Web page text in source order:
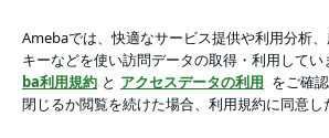
単美味しい♡ | Keep Smiling♪ 〜noripetit
日々の事。
アプリをダウンロードして ブログの更新通知
ょう。